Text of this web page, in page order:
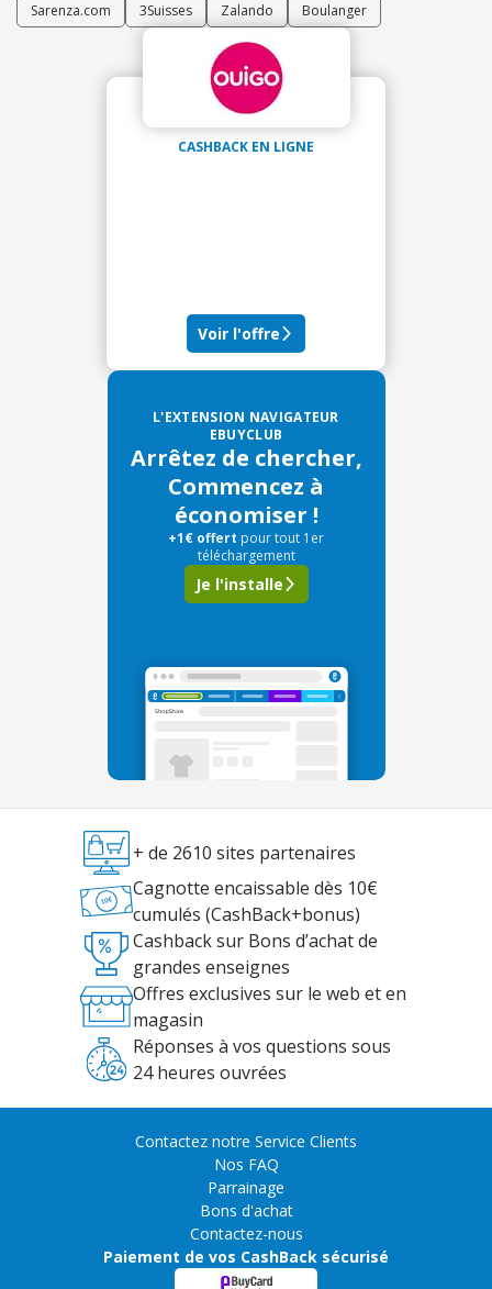
Sarenza.com
3Suisses Zalando Boulanger
CASHBACK EN LIGNE
Voir l'offre
L'EXTENSION NAVIGATEUR
EBUYCLUB
Arrêtez de chercher,
Commencez à
économiser !
+1€ offert pour tout 1er
téléchargement
Je l'installe
+ de 2610 sites partenaires
Cagnotte encaissable dès 10€
cumulés (CashBack+bonus)
Cashback sur Bons d’achat de
grandes enseignes
Offres exclusives sur le web et en
magasin
Réponses à vos questions sous
24 heures ouvrées
Contactez notre Service Clients
Nos FAQ
Parrainage
Bons d'achat
Contactez-nous
Paiement de vos CashBack sécurisé